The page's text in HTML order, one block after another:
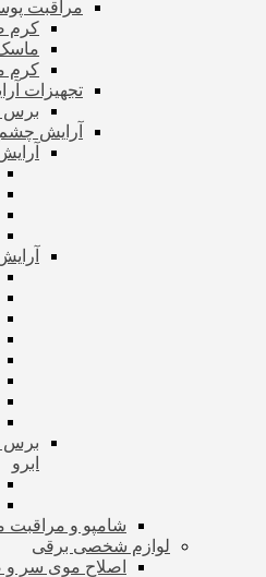
مراقبت
کرم
کرم
تجهیزات
برس
آرایش چشم
برس
ابرو
شامپو و مراقبت
لوازم شخصی برقی
اصلاح موی سر